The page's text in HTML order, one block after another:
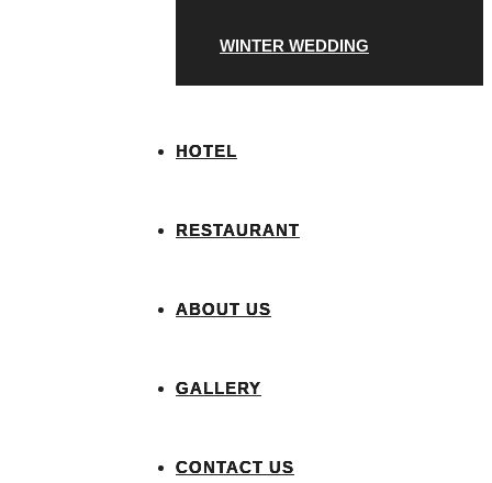
WINTER WEDDING
HOTEL
RESTAURANT
ABOUT US
GALLERY
CONTACT US